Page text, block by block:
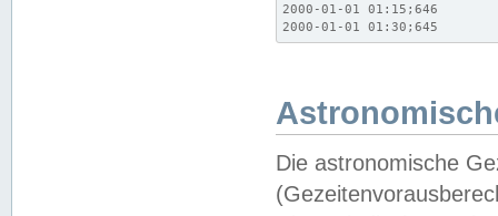
2000-01-01 01:15;646
2000-01-01 01:30;645
Die astronomische